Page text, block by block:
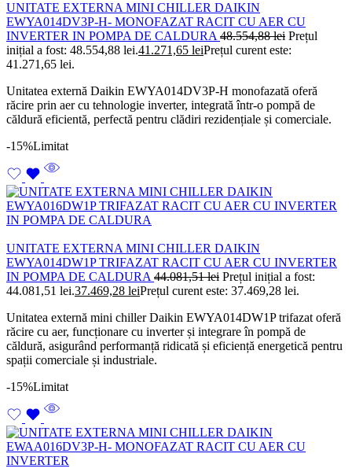
UNITATE EXTERNA MINI CHILLER DAIKIN
EWYA014DV3P-H- MONOFAZAT RACIT CU AER CU
INVERTER IN POMPA DE CALDURA48.554,88lei Prețul
inițial a fost: 48.554,88 lei.41.271,65 leiPrețul curent este:
41.271,65 lei.
Unitatea externă Daikin EWYA014DV3P-H monofazată oferă
răcire prin aer cu tehnologie inverter, integrată într-o pompă de
căldură eficientă, perfectă pentru clădiri rezidențiale și comerciale.
-15%Limitat
UNITATE EXTERNA MINI CHILLER DAIKIN
EWYA014DW1P TRIFAZAT RACIT CU AER CU INVERTER
IN POMPA DE CALDURA44.081,51lei Prețul inițial a fost:
44.081,51 lei.37.469,28 leiPrețul curent este: 37.469,28 lei.
Unitatea externă mini chiller Daikin EWYA014DW1P trifazat oferă
răcire cu aer, funcționare cu inverter și integrare în pompă de
căldură, asigurând performanță ridicată și eficiență energetică pentru
spații comerciale și industriale.
-15%Limitat